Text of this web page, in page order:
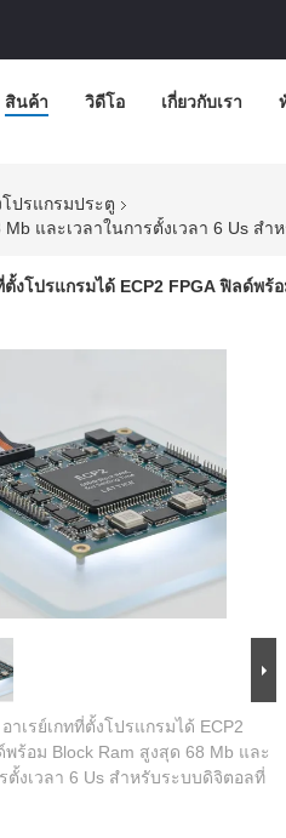
สินค้า วิดีโอ เกี่ยวกับเรา
โปรแกรมประตู
และเวลาในการตั้งเวลา 6 Us ส
ตั้งโปรแกรมได้ ECP2 FPGA ฟิลด์พ
อาเรย์เกทที่ตั้งโปรแกรมได้ ECP2
พร้อม Block Ram สูงสุด 68 Mb และ
ตั้งเวลา 6 Us สำหรับระบบดิจิตอลที่